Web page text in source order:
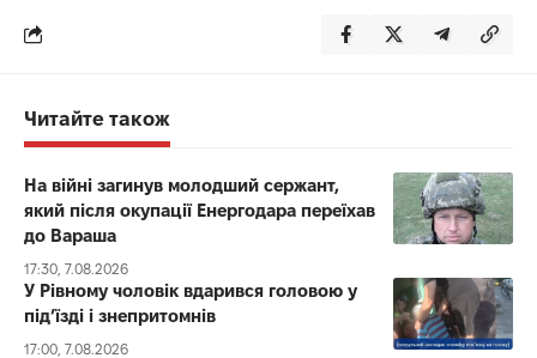
Читайте також
На війні загинув молодший сержант,
який після окупації Енергодара переїхав
до Вараша
17:30, 7.08.2026
У Рівному чоловік вдарився головою у
під’їзді і знепритомнів
17:00, 7.08.2026